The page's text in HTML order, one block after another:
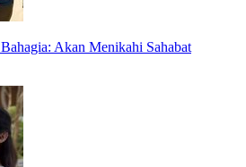
Akan Menikahi Sahabat